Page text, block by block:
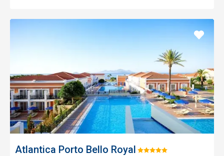
Atlantica Porto Bello Royal Hodnotenie:
Pridať